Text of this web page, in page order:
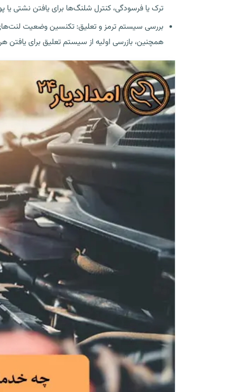
ترک یا فرسودگی، کنترل شلنگ‌ها برای یافتن نشتی
بررسی سیستم ترمز و تعلیق: تکنسین وضعیت
همچنین، بازرسی اولیه از سیستم تعلیق برای یافتن